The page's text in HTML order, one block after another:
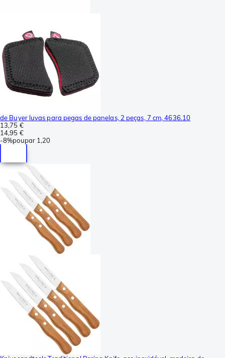
de Buyer luvas para pegas de panelas, 2 peças, 7 cm, 4636.10
13,75 €
14,95 €
-8%poupar 1,20